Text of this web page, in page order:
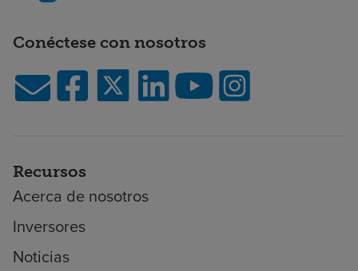
Conéctese con nosotros
Recursos
Acerca de nosotros
Inversores
Noticias